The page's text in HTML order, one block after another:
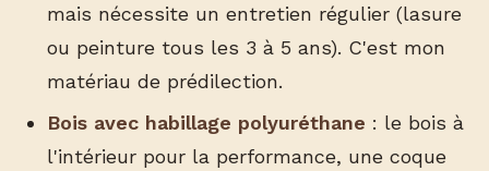
mais nécessite un entretien régulier (lasure
ou peinture tous les 3 à 5 ans). C'est mon
matériau de prédilection.
Bois avec habillage polyuréthane : le bois à
l'intérieur pour la performance, une coque